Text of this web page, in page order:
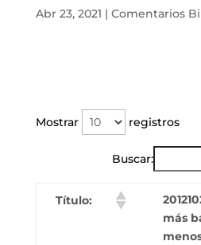
Abr 23, 2021 | Comentarios
Mostrar registros
Buscar:
Título:
más